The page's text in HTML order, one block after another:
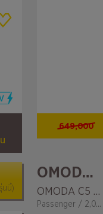
นนี้)
649,000
OMODA&JEACOO
OMODA C5 EV Long Range Dynamic
Passenger / 2,000